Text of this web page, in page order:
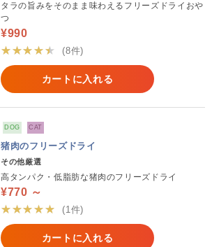
タラの旨みをそのまま味わえるフリーズドライおや
つ
¥990
★★★★★
(8件)
カートに入れる
DOG CAT
猪肉のフリーズドライ
その他厳選
高タンパク・低脂肪な猪肉のフリーズドライ
¥770 ～
★★★★★
(1件)
カートに入れる